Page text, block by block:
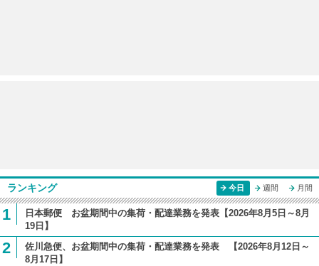
ランキング 今日 週間 月間
1
日本郵便 お盆期間中の集荷・配達業務を発表【2026年8月5日～8月
19日】
2
佐川急便、お盆期間中の集荷・配達業務を発表 【2026年8月12日～
8月17日】